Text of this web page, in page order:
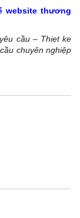
website thương
cầu– Thiet ke
chuyên nghiệp